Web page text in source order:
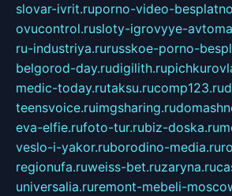
slovar-ivrit.ruporno-video-
ovucontrol.rusloty-igrovyye-
ru-industriya.rurusskoe-porno-
belgorod-day.rudigilith.ru
medic-today.rutaksu.rucomp123.ru
teensvoice.ruimgsharing.ru
eva-elfie.rufoto-tur.rubiz-doska.ru
veslo-i-yakor.ruborodino-media.ru
regionufa.ruweiss-bet.ruzaryna.ru
universalia.ruremont-mebeli-